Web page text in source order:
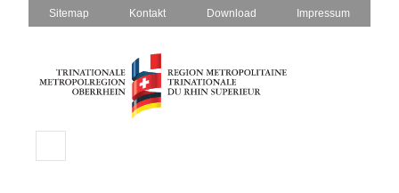
Sitemap Kontakt Download Impressum